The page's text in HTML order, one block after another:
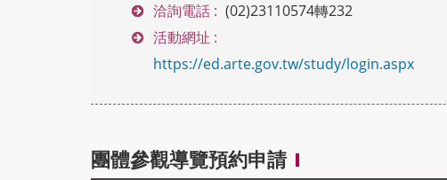
洽詢電話 : (02)23110574轉232
活動網址 :
https://ed.arte.gov.tw/study/login.aspx
團體參觀導覽預約申請